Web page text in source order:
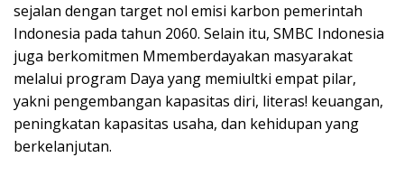
sejalan dengan target nol emisi karbon pemerintah
Indonesia pada tahun 2060. Selain itu, SMBC Indonesia
juga berkomitmen Mmemberdayakan masyarakat
melalui program Daya yang memiultki empat pilar,
yakni pengembangan kapasitas diri, literas! keuangan,
peningkatan kapasitas usaha, dan kehidupan yang
berkelanjutan.